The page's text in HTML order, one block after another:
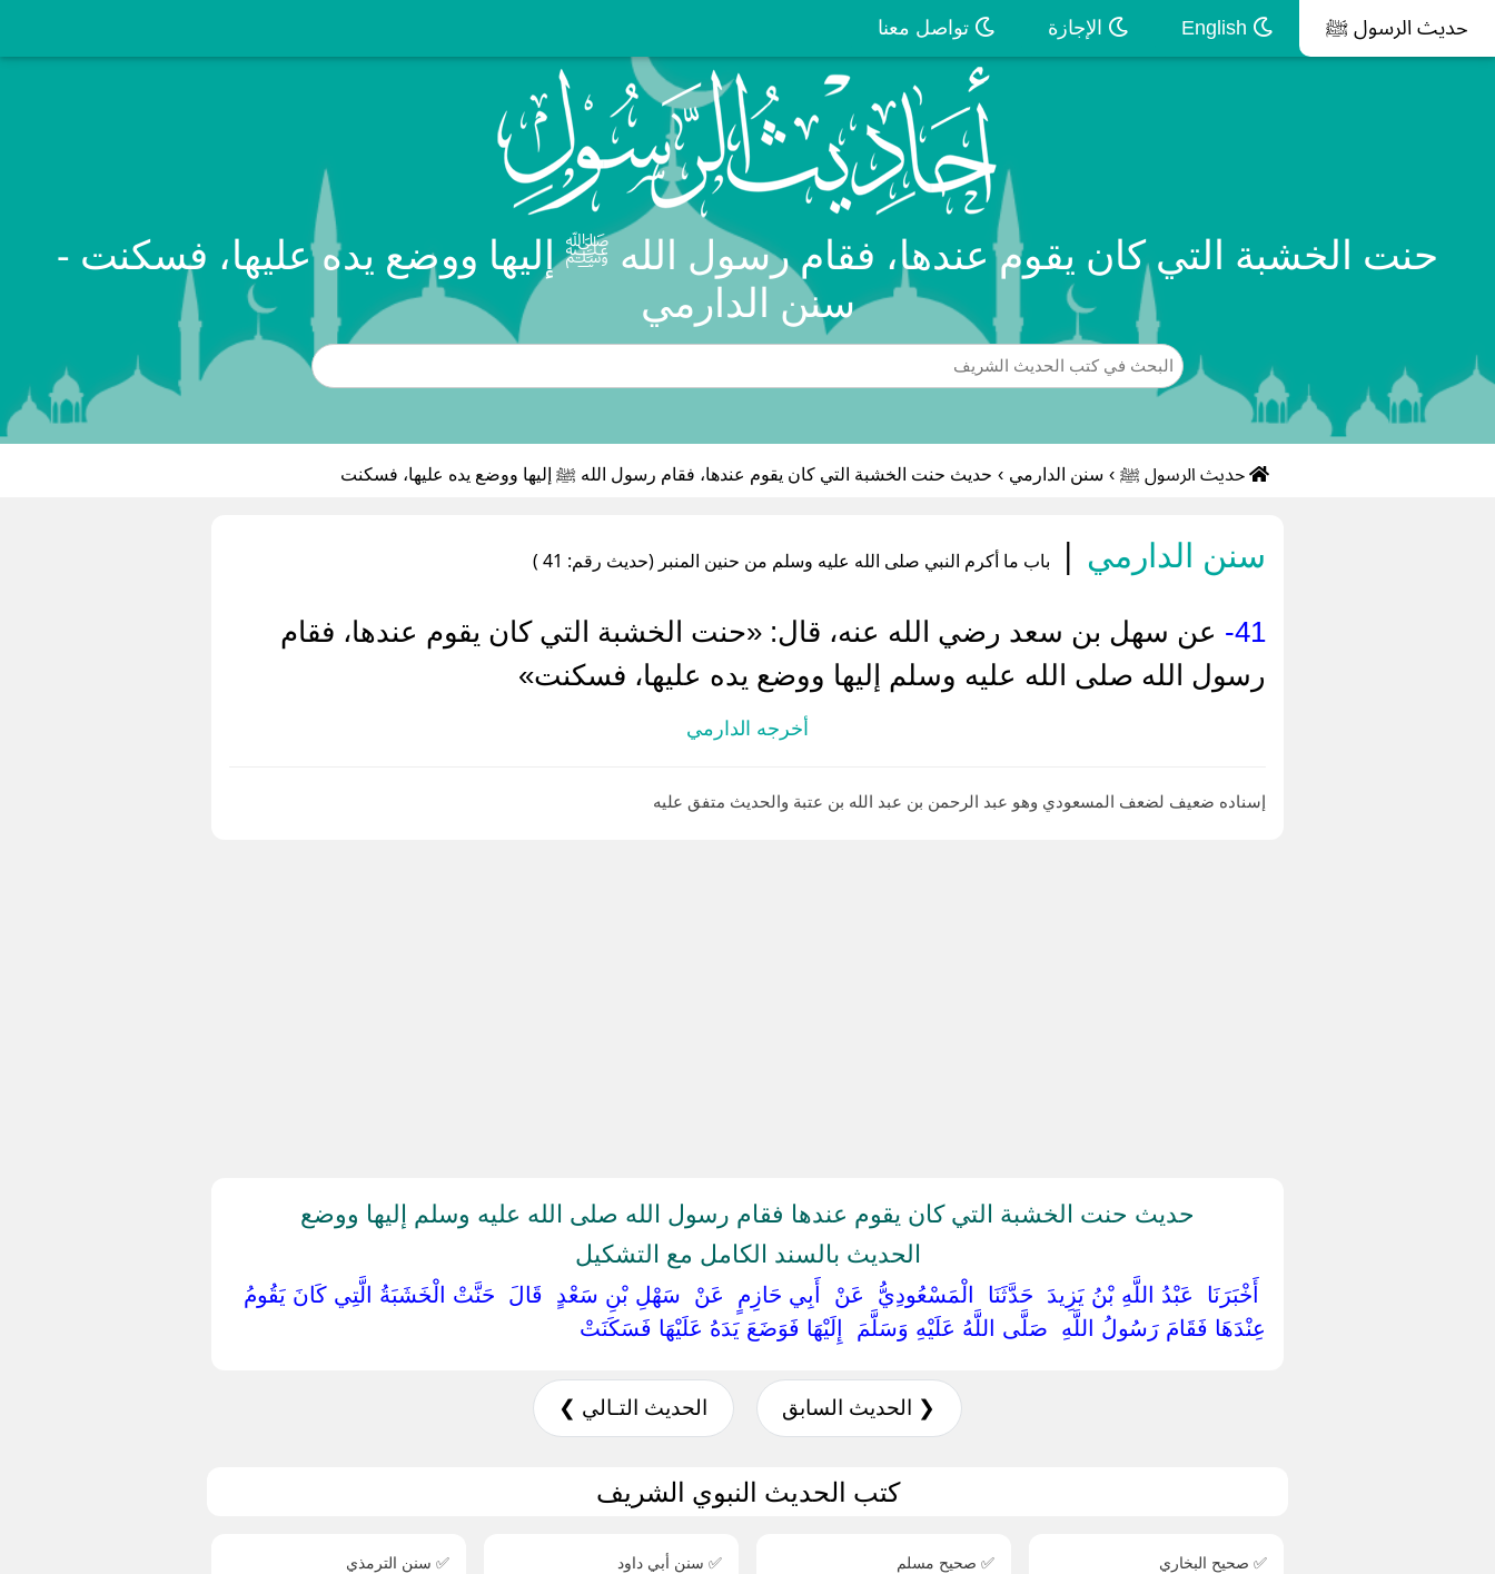
حديث الرسول ﷺ الإجازة تواصل معنا
حنت الخشبة التي كان يقوم عندها، فقام رسول الله ﷺ إليها ووضع يده عليها، فسكنت -
سنن الدارمي
حديث الرسول ﷺ › سنن الدارمي › حديث حنت الخشبة التي كان يقوم عندها، فقام رسول الله ﷺ إليها ووضع يده عليها، فسكنت
سنن الدارمي | باب ما أكرم النبي صلى الله عليه وسلم من حنين المنبر (حديث رقم: 41 )
41-
عن سهل بن سعد رضي الله عنه، قال: «حنت الخشبة التي كان يقوم عندها، فقام
رسول الله صلى الله عليه وسلم إليها ووضع يده عليها، فسكنت»
أخرجه الدارمي
إسناده ضعيف لضعف المسعودي وهو عبد الرحمن بن عبد الله بن عتبة والحديث متفق عليه
حديث حنت الخشبة التي كان يقوم عندها فقام رسول الله صلى الله عليه وسلم إليها ووضع
الحديث بالسند الكامل مع التشكيل
‏ ‏أَخْبَرَنَا ‏ ‏عَبْدُ اللَّهِ بْنُ يَزِيدَ ‏ ‏حَدَّثَنَا ‏ ‏الْمَسْعُودِيُّ ‏ ‏عَنْ ‏ ‏أَبِي حَازِمٍ ‏ ‏عَنْ ‏ ‏سَهْلِ بْنِ سَعْدٍ ‏ ‏قَالَ ‏ ‏حَنَّتْ الْخَشَبَةُ الَّتِي كَانَ يَقُومُ
عِنْدَهَا فَقَامَ رَسُولُ اللَّهِ ‏ ‏صَلَّى اللَّهُ عَلَيْهِ وَسَلَّمَ ‏ ‏إِلَيْهَا فَوَضَعَ يَدَهُ عَلَيْهَا فَسَكَنَتْ ‏
❮ الحديث السابق الحديث التـالي ❯
كتب الحديث النبوي الشريف
✅ صحيح البخاري ✅ صحيح مسلم ✅ سنن أبي داود ✅ سنن الترمذي